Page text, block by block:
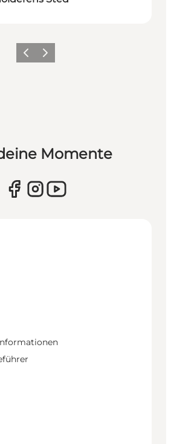
ZurückWeiter
Momente